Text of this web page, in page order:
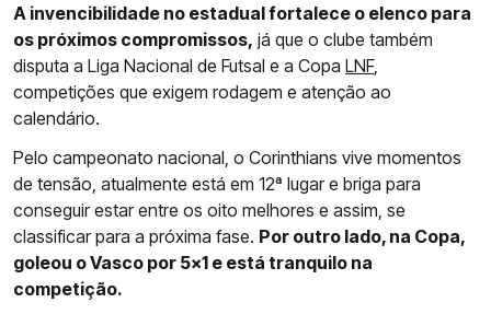
A invencibilidade no estadual fortalece o elenco para
os próximos compromissos, já que o clube também
disputa a Liga Nacional de Futsal e a Copa LNF,
competições que exigem rodagem e atenção ao
calendário.
Pelo campeonato nacional, o Corinthians vive momentos
de tensão, atualmente está em 12ª lugar e briga para
conseguir estar entre os oito melhores e assim, se
classificar para a próxima fase. Por outro lado, na Copa,
goleou o Vasco por 5x1 e está tranquilo na
competição.